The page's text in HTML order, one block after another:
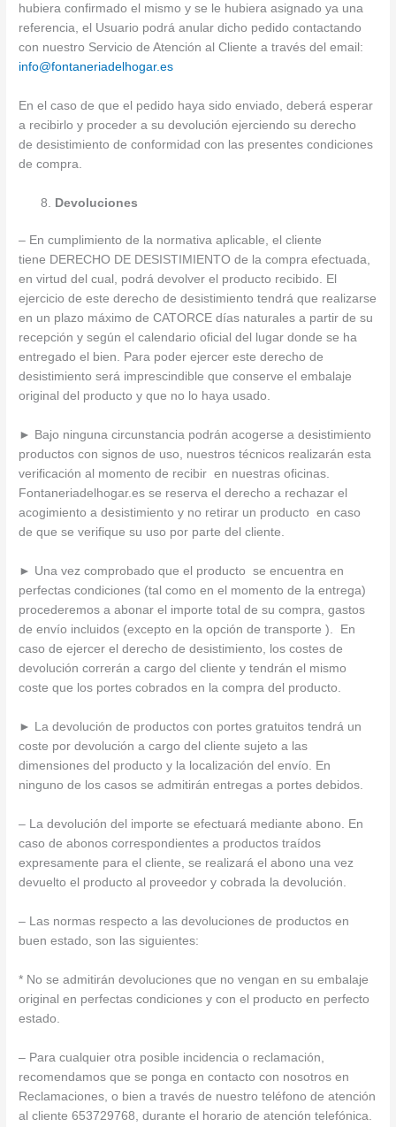
hubiera confirmado el mismo y se le hubiera asignado ya una
referencia, el Usuario podrá anular dicho pedido contactando
con nuestro Servicio de Atención al Cliente a través del email:
info@fontaneriadelhogar.es
En el caso de que el pedido haya sido enviado, deberá esperar
a recibirlo y proceder a su devolución ejerciendo su derecho
de desistimiento de conformidad con las presentes condiciones
de compra.
Devoluciones
– En cumplimiento de la normativa aplicable, el cliente
tiene DERECHO DE DESISTIMIENTO de la compra efectuada,
en virtud del cual, podrá devolver el producto recibido. El
ejercicio de este derecho de desistimiento tendrá que realizarse
en un plazo máximo de CATORCE días naturales a partir de su
recepción y según el calendario oficial del lugar donde se ha
entregado el bien. Para poder ejercer este derecho de
desistimiento será imprescindible que conserve el embalaje
original del producto y que no lo haya usado.
► Bajo ninguna circunstancia podrán acogerse a desistimiento
productos con signos de uso, nuestros técnicos realizarán esta
verificación al momento de recibir en nuestras oficinas.
Fontaneriadelhogar.es se reserva el derecho a rechazar el
acogimiento a desistimiento y no retirar un producto en caso
de que se verifique su uso por parte del cliente.
► Una vez comprobado que el producto se encuentra en
perfectas condiciones (tal como en el momento de la entrega)
procederemos a abonar el importe total de su compra, gastos
de envío incluidos (excepto en la opción de transporte ). En
caso de ejercer el derecho de desistimiento, los costes de
devolución correrán a cargo del cliente y tendrán el mismo
coste que los portes cobrados en la compra del producto.
► La devolución de productos con portes gratuitos tendrá un
coste por devolución a cargo del cliente sujeto a las
dimensiones del producto y la localización del envío. En
ninguno de los casos se admitirán entregas a portes debidos.
– La devolución del importe se efectuará mediante abono. En
caso de abonos correspondientes a productos traídos
expresamente para el cliente, se realizará el abono una vez
devuelto el producto al proveedor y cobrada la devolución.
– Las normas respecto a las devoluciones de productos en
buen estado, son las siguientes:
* No se admitirán devoluciones que no vengan en su embalaje
original en perfectas condiciones y con el producto en perfecto
estado.
– Para cualquier otra posible incidencia o reclamación,
recomendamos que se ponga en contacto con nosotros en
Reclamaciones, o bien a través de nuestro teléfono de atención
al cliente 653729768, durante el horario de atención telefónica.